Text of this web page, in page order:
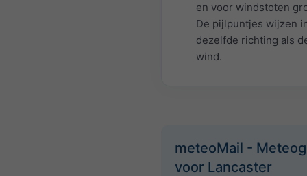
en voor windstoten
De pijlpuntjes wijzen
dezelfde richting als
wind.
meteoMail -
voor Lancaster